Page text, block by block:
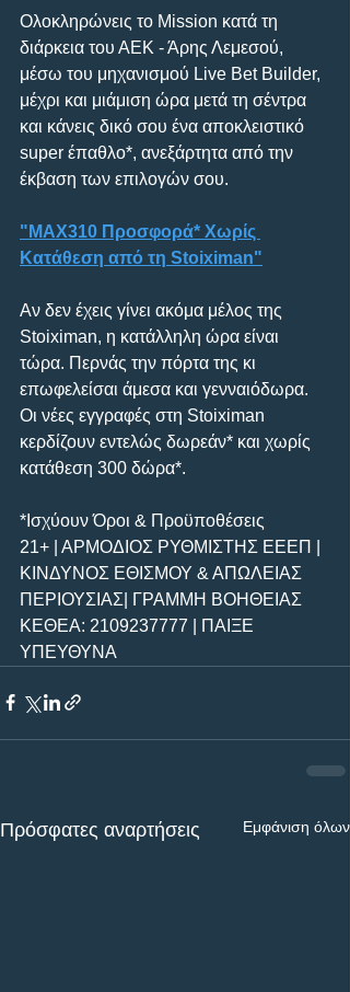
Ολοκληρώνεις το Mission κατά τη
διάρκεια του ΑΕΚ - Άρης Λεμεσού,
μέσω του μηχανισμού Live Bet Builder,
μέχρι και μιάμιση ώρα μετά τη σέντρα
και κάνεις δικό σου ένα αποκλειστικό
super έπαθλο*, ανεξάρτητα από την
έκβαση των επιλογών σου.
"MAX310 Προσφορά* Χωρίς
Κατάθεση από τη Stoiximan"
Αν δεν έχεις γίνει ακόμα μέλος της
Stoiximan, η κατάλληλη ώρα είναι
τώρα. Περνάς την πόρτα της κι
επωφελείσαι άμεσα και γενναιόδωρα.
Οι νέες εγγραφές στη Stoiximan
κερδίζουν εντελώς δωρεάν* και χωρίς
κατάθεση 300 δώρα*.
*Ισχύουν Όροι & Προϋποθέσεις
21+ | ΑΡΜΟΔΙΟΣ ΡΥΘΜΙΣΤΗΣ ΕΕΕΠ |
ΚΙΝΔΥΝΟΣ ΕΘΙΣΜΟΥ & ΑΠΩΛΕΙΑΣ
ΠΕΡΙΟΥΣΙΑΣ| ΓΡΑΜΜΗ ΒΟΗΘΕΙΑΣ
ΚΕΘΕΑ: 2109237777 | ΠΑΙΞΕ
ΥΠΕΥΘΥΝΑ
Πρόσφατες αναρτήσεις Εμφάνιση όλων